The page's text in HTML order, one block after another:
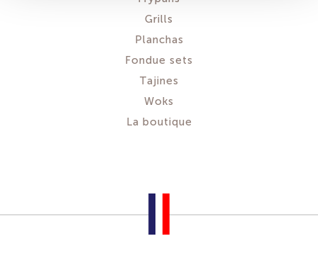
Grills
Planchas
Fondue sets
Tajines
Woks
La boutique